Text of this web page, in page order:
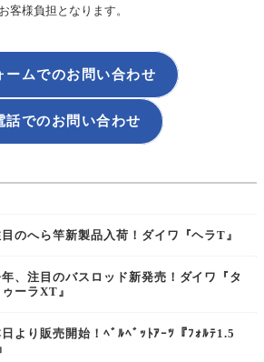
客様負担となります。
ームでのお問い合わせ
話でのお問い合わせ
のへら竿新製品入荷！ダイワ『ヘラT』
、注目のバスロッド新発売！ダイワ『タ
ゥーラXT』
日より販売開始！ﾍﾞﾙﾍﾞｯﾄｱｰﾂ『ﾌｫﾙﾃ1.5